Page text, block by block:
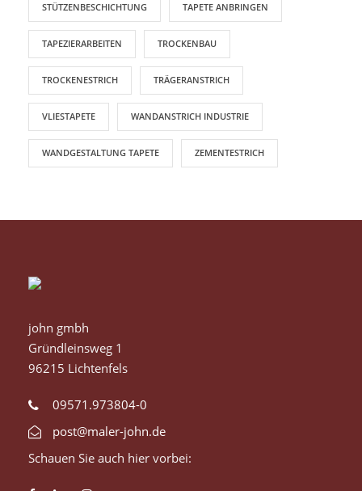
STÜTZENBESCHICHTUNG TAPETE ANBRINGEN
TAPEZIERARBEITEN TROCKENBAU
TROCKENESTRICH TRÄGERANSTRICH
VLIESTAPETE WANDANSTRICH INDUSTRIE
WANDGESTALTUNG TAPETE ZEMENTESTRICH
john gmbh
Gründleinsweg 1
96215 Lichtenfels
09571.973804-0
post@maler-john.de
Schauen Sie auch hier vorbei: